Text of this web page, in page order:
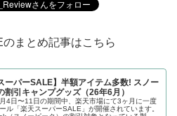
まとめ記事はこちら
ーパーSALE】半額アイテム多数! スノー
割引キャンプグッズ（26年6月）
4日〜11日の期間中、楽天市場にて3ヶ月に一度
ル「楽天スーパーSALE」が開催されています。